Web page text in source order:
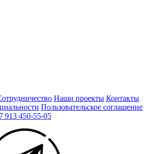
Наши проекты Контакты
Пользовательское соглашение
913 450-55-05